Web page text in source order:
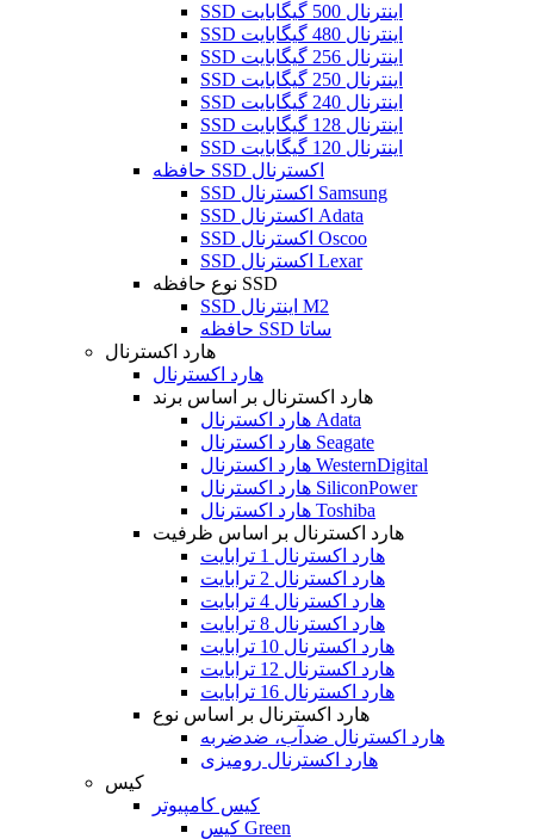
SSD اینترنال 500 گیگابایت
SSD اینترنال 480 گیگابایت
SSD اینترنال 256 گیگابایت
SSD اینترنال 250 گیگابایت
SSD اینترنال 240 گیگابایت
SSD اینترنال 128 گیگابایت
SSD اینترنال 120 گیگابایت
حافظه SSD اکسترنال
SSD اکسترنال Samsung
SSD اکسترنال Adata
SSD اکسترنال Oscoo
SSD اکسترنال Lexar
نوع حافظه SSD
SSD اینترنال M2
حافظه SSD ساتا
هارد اکسترنال
هارد اکسترنال
هارد اکسترنال بر اساس برند
هارد اکسترنال Adata
هارد اکسترنال Seagate
هارد اکسترنال WesternDigital
هارد اکسترنال SiliconPower
هارد اکسترنال Toshiba
هارد اکسترنال بر اساس ظرفیت
هارد اکسترنال 1 ترابایت
هارد اکسترنال 2 ترابایت
هارد اکسترنال 4 ترابایت
هارد اکسترنال 8 ترابایت
هارد اکسترنال 10 ترابایت
هارد اکسترنال 12 ترابایت
هارد اکسترنال 16 ترابایت
هارد اکسترنال بر اساس نوع
هارد اکسترنال ضدآب، ضدضربه
هارد اکسترنال رومیزی
کیس
کیس کامپیوتر
کیس Green